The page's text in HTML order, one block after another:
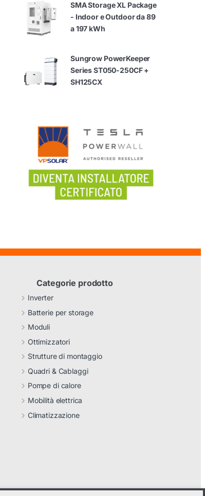
SMA Storage XL Package
- Indoor e Outdoor da 89
a 197 kWh
Sungrow PowerKeeper
Series ST050-250CF +
SH125CX
Categorie prodotto
Inverter
Batterie per storage
Moduli
Ottimizzatori
Strutture di montaggio
Quadri & Cablaggi
Pompe di calore
Mobilità elettrica
Climatizzazione